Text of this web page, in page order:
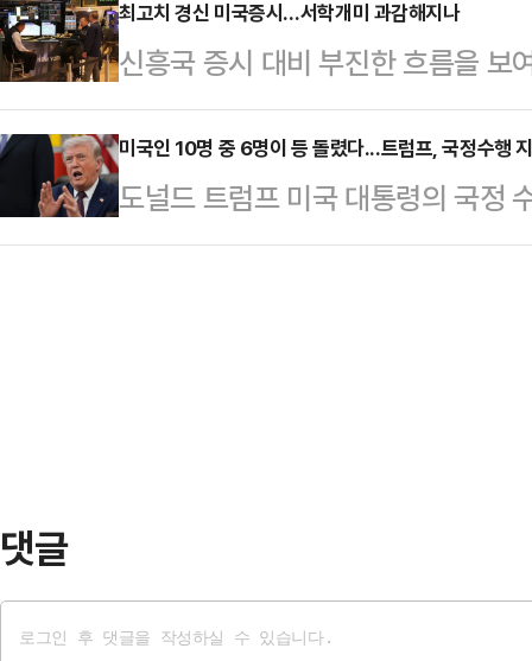
과 윤혜진 UL솔루션즈 한국지사
에서 발생하는 폐기물의 매립을 최
글로벌 친환경 인증으…
(조선사가 새 선박을 제작해 판매
큼, 선가 추가 상승을 전제로 한 낙
다.8일 조선업계에 따르면 내년
기 수요 질과 선가 흐름을 더 주시
행 해외경제연구소의 ‘해운·조선
망’에 따르면 올해 …
최고치 경신 미국증시…서학개미 과감해지나
신흥국 증시 대비 부진한 흐름을 보
며 존재감 과시하고 있다.국내 증시
서학개미들의 국장 복귀가 감지되
증시 주목도가 다시 높아지는 분위
세이브로(SEIBro)에 따르면, 지난
미국인 10명 중 6명이 등 돌렸다...트럼프, 국정수행
도널드 트럼프 미국 대통령의 국정
돌렸다는 여론조사 결과가 나왔다.
댓글